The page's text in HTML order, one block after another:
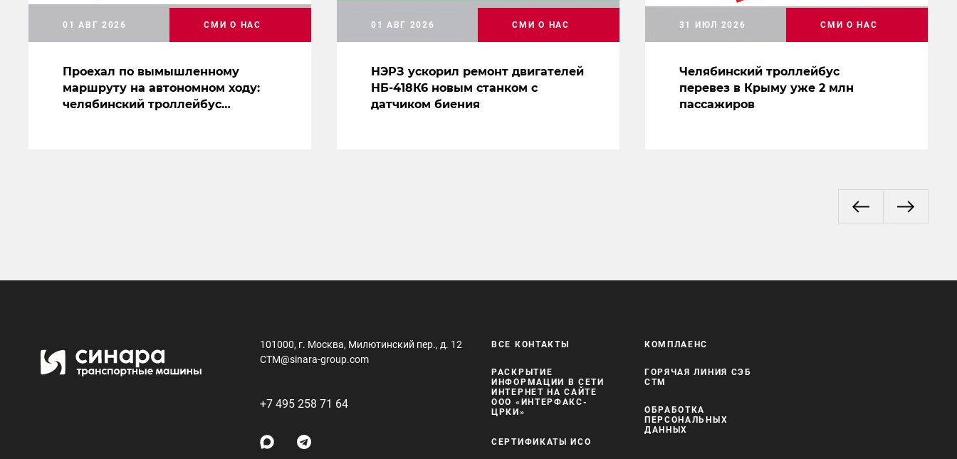
Проехал по вымышленному
маршруту на автономном ходу:
челябинский троллейбус
01 АВГ 2026 СМИ О НАС
НЭРЗ ускорил ремонт двигателей
НБ-418К6 новым станком с
датчиком биения
01 АВГ 2026 СМИ О НАС
Челябинский троллейбус
перевез в Крыму уже 2 млн
пассажиров
31 ИЮЛ 2026 СМИ О НАС
101000, г. Москва, Милютинский пер., д. 12
CTM@sinara-group.com
+7 495 258 71 64
ВСЕ КОНТАКТЫ
РАСКРЫТИЕ
ИНФОРМАЦИИ В СЕТИ
ИНТЕРНЕТ НА САЙТЕ
ООО «ИНТЕРФАКС-
ЦРКИ»
СЕРТИФИКАТЫ ИСО
КОМПЛАЕНС
ГОРЯЧАЯ ЛИНИЯ СЭБ
СТМ
ОБРАБОТКА
ПЕРСОНАЛЬНЫХ
ДАННЫХ